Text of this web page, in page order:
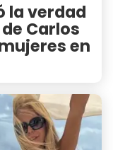
la verdad
Carlos
en